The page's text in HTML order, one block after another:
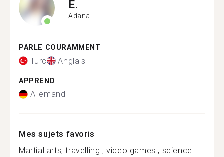
E.
Adana
PARLE COURAMMENT
Turc Anglais
APPREND
Allemand
Mes sujets favoris
Martial arts, travelling , video games , science...